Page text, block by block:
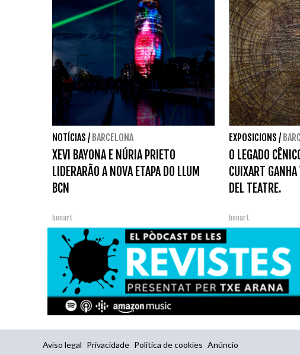
NOTÍCIAS / BARCELONA
XEVI BAYONA E NÚRIA PRIETO
LIDERARÃO A NOVA ETAPA DO LLUM
BCN
bonart
EXPOSICIONS /
O LEGADO
CUIXART
DEL TEATRE.
bonart
Aviso legal Privacidade Política de cookies Anúncio